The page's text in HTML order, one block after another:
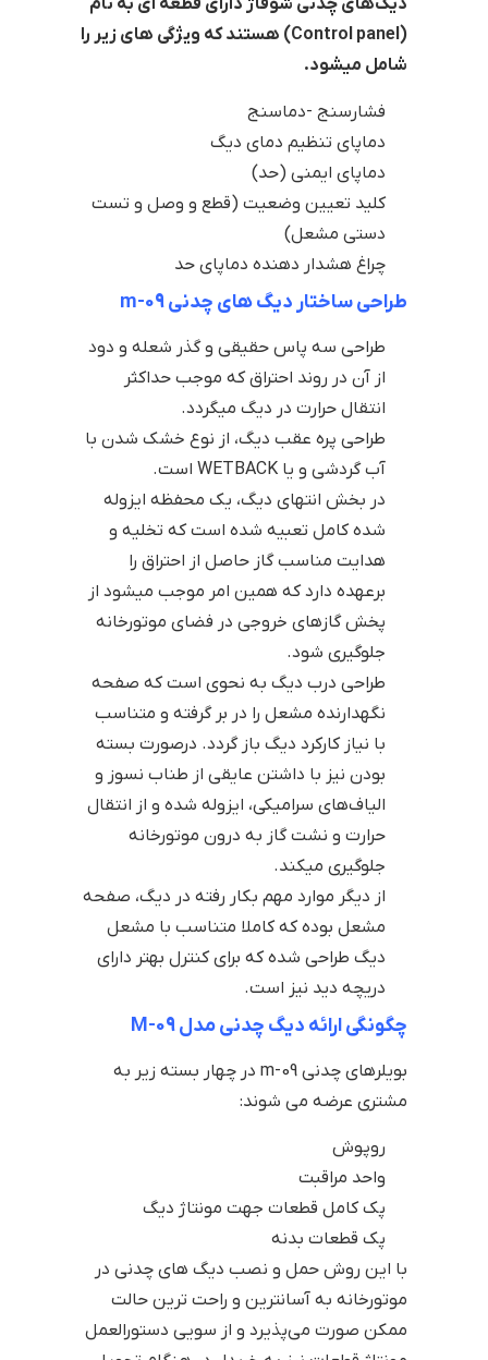
دیگ‌های چدنی شوفاژ دارای قطعه ای به نام
(Control panel) هستند که ویژگی های زیر را
شامل میشود.
فشارسنج -دماسنج
دماپای تنظیم دمای دیگ
دماپای ایمنی (حد)
کلید تعیین وضعیت (قطع و وصل و تست
دستی مشعل)
چراغ هشدار دهنده دماپای حد
طراحی ساختار دیگ های چدنی m-09
طراحی سه پاس حقیقی و گذر شعله و دود
از آن در روند احتراق که موجب حداکثر
انتقال حرارت در دیگ میگردد.
طراحی پره عقب دیگ، از نوع خشک شدن با
آب گردشی و یا WETBACK است.
در بخش انتهای دیگ، یک محفظه ایزوله
شده کامل تعبیه شده است که تخلیه و
هدایت مناسب گاز حاصل از احتراق را
برعهده دارد که همین امر موجب میشود از
پخش گازهای خروجی در فضای موتورخانه
جلوگیری شود.
طراحی درب دیگ به نحوی است که صفحه
نگهدارنده مشعل را در بر گرفته و متناسب
با نیاز کارکرد دیگ باز گردد. درصورت بسته
بودن نیز با داشتن عایقی از طناب نسوز و
الیاف‌های سرامیکی، ایزوله شده و از انتقال
حرارت و نشت گاز به درون موتورخانه
جلوگیری میکند.
از دیگر موارد مهم بکار رفته در دیگ، صفحه
مشعل بوده که کاملا متناسب با مشعل
دیگ طراحی شده که برای کنترل بهتر دارای
دریچه دید نیز است.
چگونگی ارائه دیگ چدنی مدل M-09
بویلرهای چدنی m-09 در چهار بسته زیر به
مشتری عرضه می شوند:
روپوش
واحد مراقبت
پک کامل قطعات جهت مونتاژ دیگ
پک قطعات بدنه
با این روش حمل و نصب دیگ های چدنی در
موتورخانه به آسانترین و راحت ترین حالت
ممکن صورت می‌پذیرد و از سویی دستورالعمل